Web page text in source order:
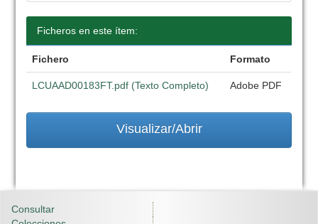
Ficheros en este ítem:
Fichero Formato
LCUAAD00183FT.pdf (Texto Completo) Adobe PDF
Visualizar/Abrir
Consultar